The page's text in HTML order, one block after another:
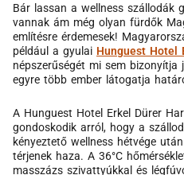
Bár lassan a wellness szállodák
vannak ám még olyan fürdők
említésre érdemesek!
például a gyulai Hunguest Hotel
népszerűségét mi sem
egyre több ember látogatja
A Hunguest Hotel Erkel Dürer
gondoskodik arról, hogy a
kényeztető wellness hétvége
térjenek haza. A 36°C
masszázs szivattyúkkal és